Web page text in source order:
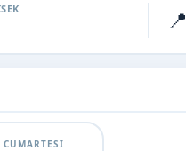
📍
CUMARTESI